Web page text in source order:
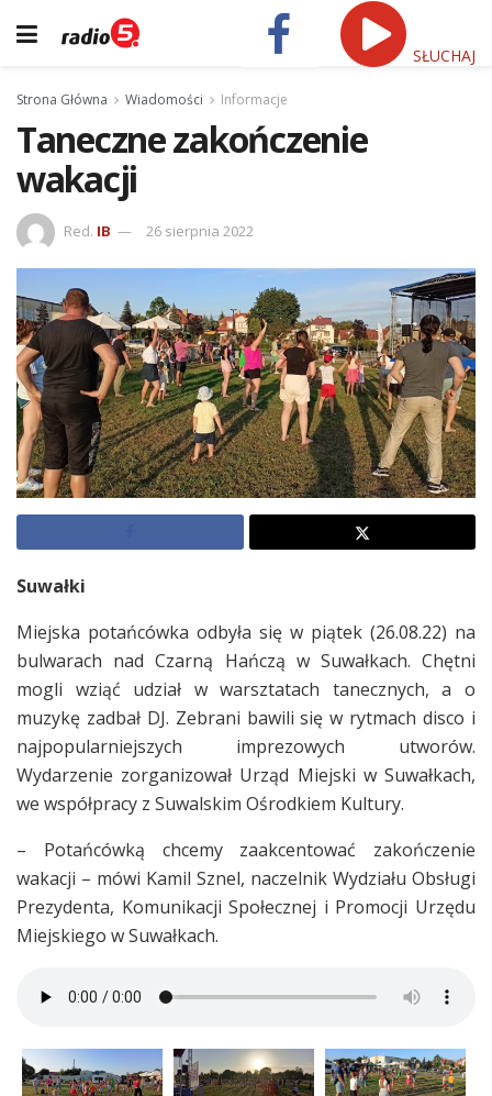
SŁUCHAJ
Strona Główna Wiadomości Informacje
Taneczne zakończenie
wakacji
Red. IB 26 sierpnia 2022
Suwałki
Miejska potańcówka odbyła się w piątek (26.08.22) na
bulwarach nad Czarną Hańczą w Suwałkach. Chętni
mogli wziąć udział w warsztatach tanecznych, a o
muzykę zadbał DJ. Zebrani bawili się w rytmach disco i
najpopularniejszych imprezowych utworów.
Wydarzenie zorganizował Urząd Miejski w Suwałkach,
we współpracy z Suwalskim Ośrodkiem Kultury.
– Potańcówką chcemy zaakcentować zakończenie
wakacji – mówi Kamil Sznel, naczelnik Wydziału Obsługi
Prezydenta, Komunikacji Społecznej i Promocji Urzędu
Miejskiego w Suwałkach.